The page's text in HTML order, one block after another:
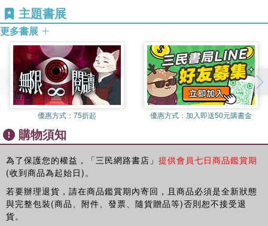
的角兒也必須奉「人民的名義」行事。文革樣板戲一網打盡多
少菁英，集體為革命高誦讚歌。文人如汪曾祺、吳祖光都曾役
於其中。時至今日，劇團作為「單位」，仍然與有形無形的政
治角力，創新轉型談何容易？
臺灣京劇的發展也曾經歷一段相似處境。一九四九年，顧正秋
率領「顧劇團」來臺，在臺北大稻埕演出將近五年時間，為京
劇在臺灣打下基礎。五十年代三軍劇團成立，一方面娛樂渡海
而來的數十萬官兵，一方面也搬演「國劇」南渡的好戲。然而
時移事往，軍中劇團到了八十年代疲態畢露，市場日益多元，
導致觀眾流失。郭小莊的雅音小集、吳興國的當代傳奇此時崛
起，標誌著京劇求新求變的努力。
王安祈其生也晚，沒有趕上當年北平、上海名角如雲的黃金時
代；但她又何其有幸，在臺灣見證了京劇海外別傳的風雲變
幻。京劇到臺灣的人才有限，軍中劇團的政戰包袱難以祛除，
但臺灣沒有像大躍進、文革這樣的浩劫，畢竟延續了一脈薪
火。當王安祈出入臺北中山堂、國軍活動中心的時代，對岸的
九、五倫之外
附錄：國光劇團新編劇目首演紀錄及創作群名單
為什麼不能把京劇納入創作領域？為什麼不能把京劇當主體進
行當代的創作？
承系譜上的一點一線？編導演都想在舞台上建構自我。
挑戰與創新絕對不是推翻傳統，我以學術訓練和劇場經驗為基
礎，向內凝視，潛入傳統深處，諦觀反思，提出現代化與文學
性為國光發展方向。「向內凝視」是國光新戲的創作態度與過
程，也是追求的境界。
開發新情感時，常想穿透悲歡離合的表象，深掘更細膩幽微的
情思，捕捉更飄忽迷離的感悟。每個人心底都有連自己都說不
許多人在那一刻才認清自己，國光的新戲很喜歡捕捉這種恍惚
難言、瞬間浮現的流蕩心緒，我希望能以古雅的韻文唱詞勾抉
幽微，細細梳理、點滴傳遞，使戲不止於抒情，更深化至「心
靈書寫」；情調看似浪漫唯美，其實是逼視殘酷真相的自我叩
問，叩問的不僅是個人私情，更以整部戲探索：什麼是戲？什
主題書展
更多書展
優惠方式： 75折起 優惠方式： 加入即送50元購書金
購物須知
為了保護您的權益，「三民網路書店」 提供會員七日商品鑑賞期
(收到商品為起始日)。
若要辦理退貨，請在商品鑑賞期內寄回，且商品必須是全新狀態
與完整包裝(商品、附件、發票、隨貨贈品等)否則恕不接受退
貨。